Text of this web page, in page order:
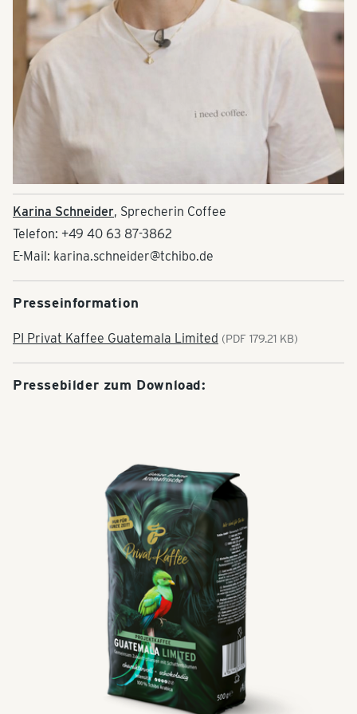
Karina Schneider, Sprecherin Coffee
Telefon: +49 40 63 87-3862
E-Mail: karina.schneider@tchibo.de
Presseinformation
PI Privat Kaffee Guatemala Limited (PDF 179.21 KB)
Pressebilder zum Download: